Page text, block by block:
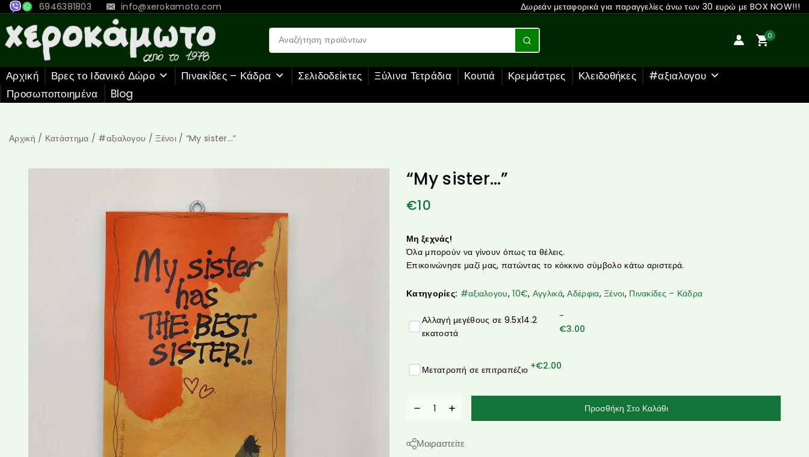
6946381803 info@xerokamoto.com Δωρεάν μεταφορικά για παραγγελίες άνω των 30 ευρώ με BOX NOW!!!
0
Αρχική Βρες το Ιδανικό Δώρο Πινακίδες – Κάδρα Σελιδοδείκτες Ξύλινα Τετράδια Κουτιά Κρεμάστρες Κλειδοθήκες
#αξιαλογου
Προσωποποιημένα
Blog
Αρχική / Κατάστημα / #αξιαλογου / Ξένοι / “My sister…”
“My sister…”
€10
Μη ξεχνάς!
Όλα μπορούν να γίνουν όπως τα θέλεις.
Επικοινώνησε μαζί μας, πατώντας το κόκκινο σύμβολο κάτω αριστερά.
Κατηγορίες: #αξιαλογου,10€, Αγγλικά,Αδέρφια,Ξένοι, Πινακίδες – Κάδρα
Αλλαγή μεγέθους σε 9.5x14.2
εκατοστά
-
€3.00
Μετατροπή σε επιτραπέζιο +€2.00
Προσθήκη Στο Καλάθι
Μοιραστείτε